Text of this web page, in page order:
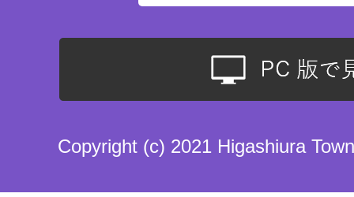
Copyright (c) 2021 Higashiura